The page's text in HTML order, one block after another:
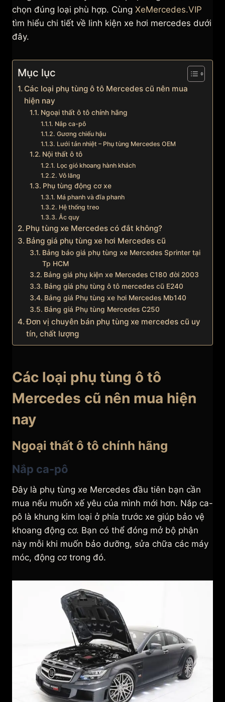
chọn đúng loại phù hợp. Cùng XeMercedes.VIP
tìm hiểu chi tiết về linh kiện xe hơi mercedes dưới
đây.
Mục lục
Các loại phụ tùng ô tô Mercedes cũ nên mua
hiện nay
Ngoại thất ô tô chính hãng
Nắp ca-pô
Gương chiếu hậu
Lưới tản nhiệt – Phụ tùng Mercedes OEM
Nội thất ô tô
Lọc gió khoang hành khách
Vô lăng
Phụ tùng động cơ xe
Má phanh và đĩa phanh
Hệ thống treo
Ắc quy
Phụ tùng xe Mercedes có đắt không?
Bảng giá phụ tùng xe hơi Mercedes cũ
Bảng báo giá phụ tùng xe Mercedes Sprinter tại
Tp HCM
Bảng giá phụ kiện xe Mercedes C180 đời 2003
Bảng giá phụ tùng ô tô mercedes cũ E240
Bảng giá Phụ tùng xe hơi Mercedes Mb140
Bảng giá Phụ tùng Mercedes C250
Đơn vị chuyên bán phụ tùng xe mercedes cũ uy
tín, chất lượng
Các loại phụ tùng ô tô
Mercedes cũ nên mua hiện
nay
Ngoại thất ô tô chính hãng
Nắp ca-pô
Đây là phụ tùng xe Mercedes đầu tiên bạn cần
mua nếu muốn xế yêu của mình mới hơn. Nắp ca-
pô là khung kim loại ở phía trước xe giúp bảo vệ
khoang động cơ. Bạn có thể đóng mở bộ phận
này mỗi khi muốn bảo dưỡng, sửa chữa các máy
móc, động cơ trong đó.